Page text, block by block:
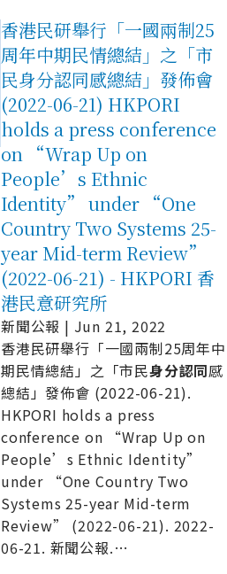
香港民研舉行「一國兩制25
周年中期民情總結」之「市
民身分認同感總結」發佈會
(2022-06-21) HKPORI
holds a press conference
on “Wrap Up on
People’s Ethnic
Identity” under “One
Country Two Systems 25-
year Mid-term Review”
(2022-06-21) - HKPORI 香
港民意研究所
新聞公報 | Jun 21, 2022
香港民研舉行「一國兩制25周年中
期民情總結」之「市民身分認同感
總結」發佈會 (2022-06-21).
HKPORI holds a press
conference on “Wrap Up on
People’s Ethnic Identity”
under “One Country Two
Systems 25-year Mid-term
Review” (2022-06-21). 2022-
06-21. 新聞公報.…